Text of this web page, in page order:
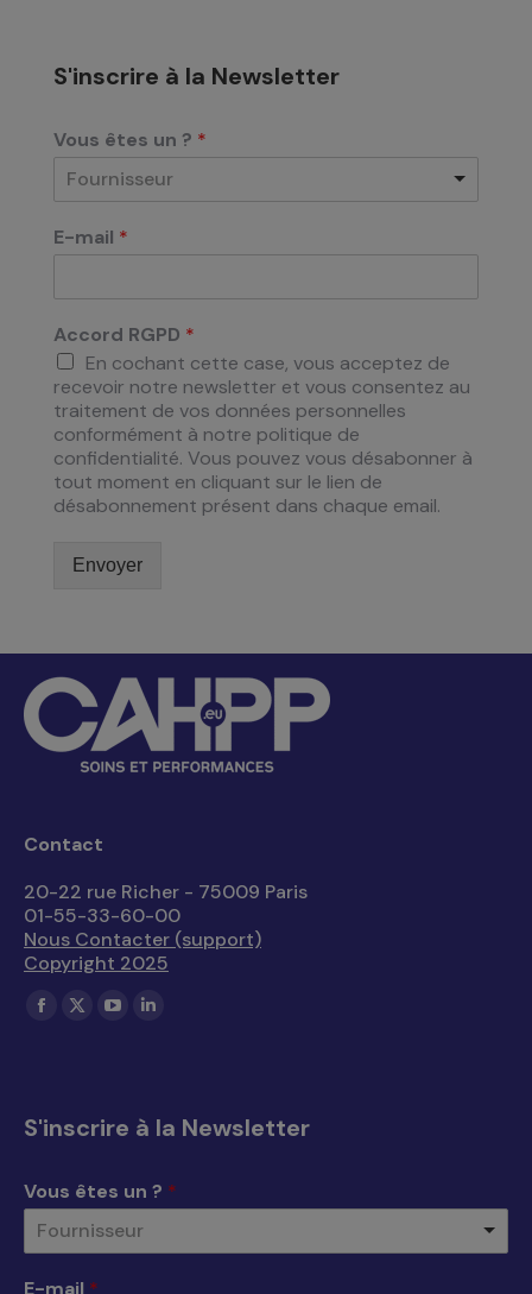
S'inscrire à la Newsletter
Vous êtes un ? *
Fournisseur
E-mail *
Accord RGPD *
En cochant cette case, vous acceptez de
recevoir notre newsletter et vous consentez au
traitement de vos données personnelles
conformément à notre politique de
confidentialité. Vous pouvez vous désabonner à
tout moment en cliquant sur le lien de
désabonnement présent dans chaque email.
Envoyer
Contact
20-22 rue Richer - 75009 Paris
01-55-33-60-00
Nous Contacter (support)
Copyright 2025
Trouvez nous sur :
La
dans
nouvelle
fenêtre
La
dans
nouvelle
fenêtre
La
dans
nouvelle
fenêtre
La
dans
nouvelle
S'inscrire à la Newsletter
Vous êtes un ? *
Fournisseur
E-mail *